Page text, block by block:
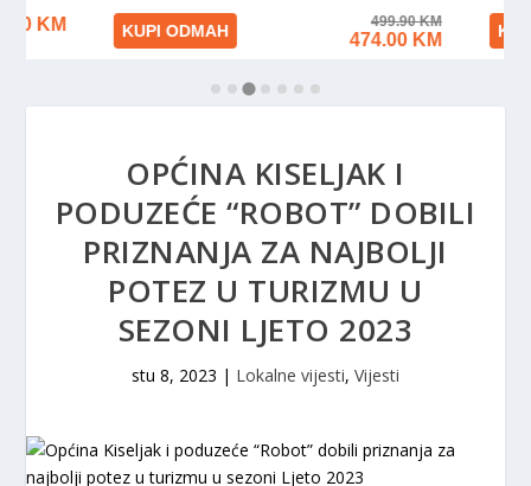
OPĆINA KISELJAK I
PODUZEĆE “ROBOT” DOBILI
PRIZNANJA ZA NAJBOLJI
POTEZ U TURIZMU U
SEZONI LJETO 2023
stu 8, 2023 | Lokalne vijesti, Vijesti